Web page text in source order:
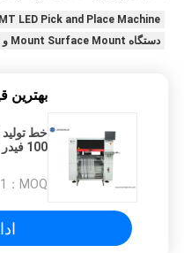
LED Pick and Place Machine
دستگاه Mount Surface Mount و Place
بهترين
100 فیدر SMT PCB
MOQ：
1